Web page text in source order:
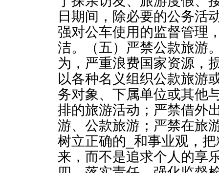
日期间，除必要的公务活
强对公车使用的监督管理
洁。（五）严禁公款旅游
为，严重浪费国家资源，
以各种名义组织公款旅游
务对象、下属单位或其他
排的旅游活动；严禁借外
游、公款旅游；严禁在旅
树立正确的_和事业观，
来，而不是追求个人的享